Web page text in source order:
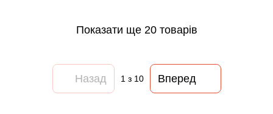
Показати ще 20 товарів
Назад 1 з 10 Вперед